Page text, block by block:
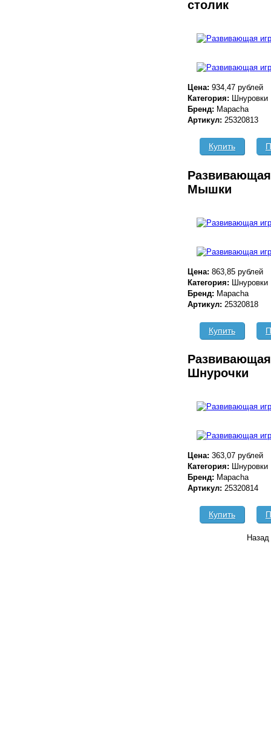
столик
Цена: 934,47 рублей
Категория: Шнуровки
Бренд: Mapacha
Артикул: 25320813
Купить
Мышки
Цена: 863,85 рублей
Категория: Шнуровки
Бренд: Mapacha
Артикул: 25320818
Купить
Шнурочки
Цена: 363,07 рублей
Категория: Шнуровки
Бренд: Mapacha
Артикул: 25320814
Купить
Назад